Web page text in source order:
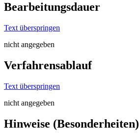
Bearbeitungsdauer
Text überspringen
nicht angegeben
Verfahrensablauf
Text überspringen
nicht angegeben
Hinweise (Besonderheiten)